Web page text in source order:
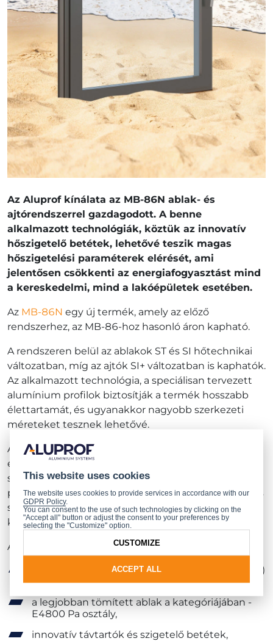
Az Aluprof kínálata az MB-86N ablak- és
ajtórendszerrel gazdagodott. A benne
alkalmazott technológiák, köztük az innovatív
hőszigetelő betétek, lehetővé teszik magas
hőszigetelési paraméterek elérését, ami
jelentősen csökkenti az energiafogyasztást mind
a kereskedelmi, mind a lakóépületek esetében.
Az MB-86N egy új termék, amely az előző
rendszerhez, az MB-86-hoz hasonló áron kapható.
A rendszeren belül az ablakok ST és SI hőtechnikai
változatban, míg az ajtók SI+ változatban is kaphatók.
Az alkalmazott technológia, a speciálisan tervezett
alumínium profilok biztosítják a termék hosszabb
élettartamát, és ugyanakkor nagyobb szerkezeti
méreteket tesznek lehetővé.
A három változatban kapható ajtók a rendszerben
elérhetik a 3 m x 1,4 m-es méretet, a maximális
szárnysúly pedig 200 kg-ot. Az ablakok esetében
pedig a rendszer lehetővé teszi a legfeljebb 2,8 m-es
szárnymagasságú, 1,7 m szárnyszélességű és 160
kg-os maximális szárnytömegű ablakok készítését.
Az új
rendszer fő előnyei:
magas hőszigetelő képesség - U
K)
értéktől
a legjobban tömített ablak a kategóriájában -
E4800 Pa osztály,
innovatív távtartók és szigetelő betétek,
This website uses cookies
The website uses cookies to provide services in accordance with our
GDPR Policy.
You can consent to the use of such technologies by clicking on the
"Accept all" button or adjust the consent to your preferences by
selecting the "Customize" option.
ACCEPT ALL
CUSTOMIZE